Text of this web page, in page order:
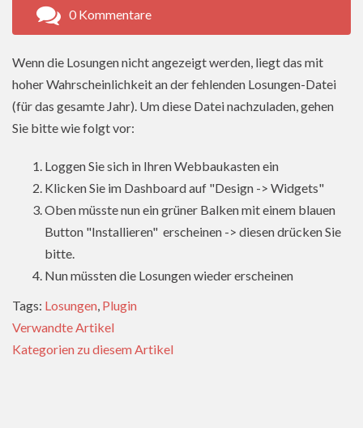
0 Kommentare
Wenn die Losungen nicht angezeigt werden, liegt das mit
hoher Wahrscheinlichkeit an der fehlenden Losungen-Datei
(für das gesamte Jahr). Um diese Datei nachzuladen, gehen
Sie bitte wie folgt vor:
Loggen Sie sich in Ihren Webbaukasten ein
Klicken Sie im Dashboard auf "Design -> Widgets"
Oben müsste nun ein grüner Balken mit einem blauen
Button "Installieren" erscheinen -> diesen drücken Sie
bitte.
Nun müssten die Losungen wieder erscheinen
Tags: Losungen, Plugin
Verwandte Artikel
Kategorien zu diesem Artikel